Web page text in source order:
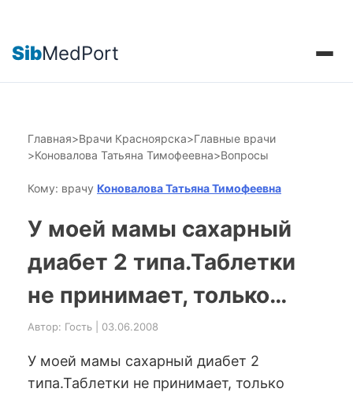
SibMedPort
Главная>Врачи Красноярска>Главные врачи
>Коновалова Татьяна Тимофеевна>Вопросы
Кому: врачу Коновалова Татьяна Тимофеевна
У моей мамы сахарный
диабет 2 типа.Таблетки
не принимает, только…
Автор: Гость | 03.06.2008
У моей мамы сахарный диабет 2
типа.Таблетки не принимает, только